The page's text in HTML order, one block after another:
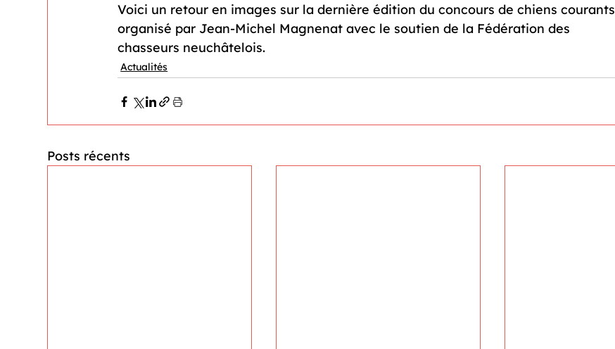
Voici un retour en images sur la dernière édition du concours de chiens courants
organisé par Jean-Michel Magnenat avec le soutien de la Fédération des
chasseurs neuchâtelois.
Actualités
Posts récents